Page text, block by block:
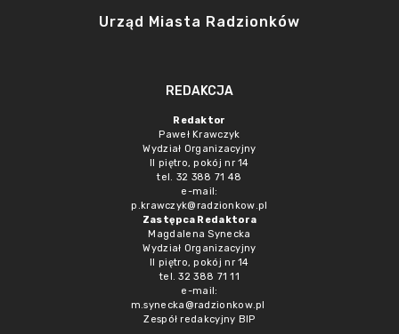
Urząd Miasta Radzionków
REDAKCJA
Redaktor
Paweł Krawczyk
Wydział Organizacyjny
II piętro, pokój nr 14
tel. 32 388 71 48
e-mail:
p.krawczyk@radzionkow.pl
Zastępca Redaktora
Magdalena Synecka
Wydział Organizacyjny
II piętro, pokój nr 14
tel. 32 388 71 11
e-mail:
m.synecka@radzionkow.pl
Zespół redakcyjny BIP